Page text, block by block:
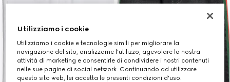
Utilizziamo i cookie
Utilizziamo i cookie e tecnologie simili per migliorare la
navigazione del sito, analizzarne l'utilizzo, agevolare la nostra
attività di marketing e consentirle di condividere i nostri contenuti
nelle sue pagine di social network. Continuando ad utilizzare
questo sito web, lei accetta le presenti condizioni d'uso.